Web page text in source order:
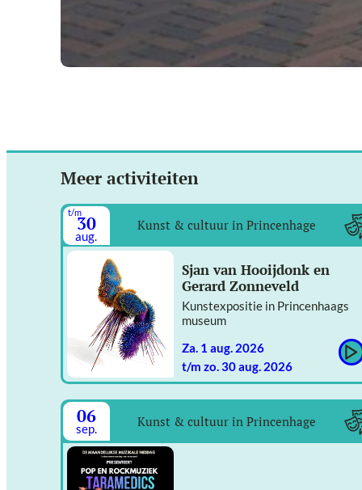
Meer activiteiten
t/m30
aug.
Kunst & cultuur in Princenhage
Sjan van Hooijdonk en
Gerard Zonneveld
Kunstexpositie in Princenhaags
museum
za. 1 aug. 2026
t/m zo. 30 aug. 2026
06
sep. Kunst & cultuur in Princenhage